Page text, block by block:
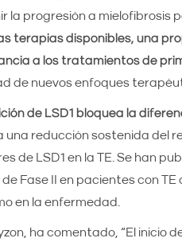
la progresión a mielofibrosis
terapias disponibles, una
a los tratamientos de
de nuevos enfoques
de LSD1 bloquea la
una reducción sostenida del
de LSD1 en la TE. Se han
Fase II en pacientes con
en la enfermedad.
ha comentado, “El inicio